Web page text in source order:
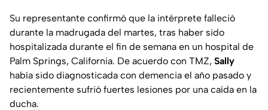
Su representante confirmó que la intérprete falleció
durante la madrugada del martes, tras haber sido
hospitalizada durante el fin de semana en un hospital de
Palm Springs, California. De acuerdo con TMZ, Sally
había sido diagnosticada con demencia el año pasado y
recientemente sufrió fuertes lesiones por una caída en la
ducha.